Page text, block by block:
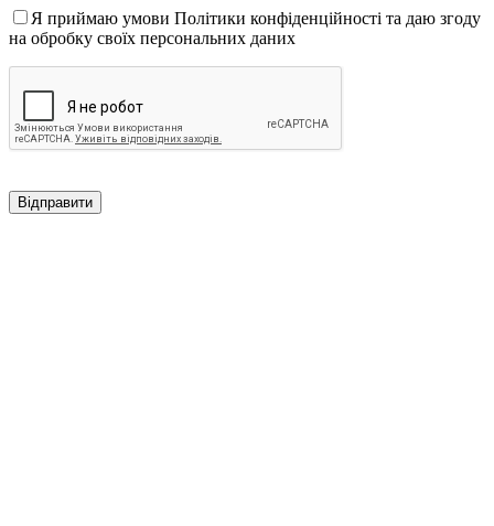
Я приймаю умови Політики конфіденційності та даю згоду
на обробку своїх персональних даних